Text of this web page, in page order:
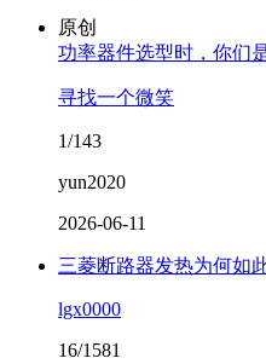
原创
功率器件选型时，你们
寻找一个微笑
1/143
yun2020
2026-06-11
三菱断路器发热为何如
lgx0000
16/1581